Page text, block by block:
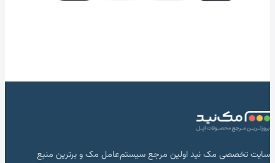
سایت تخصصی مک نید اولین مرجع سیستم‌عامل مک و برترین منبع